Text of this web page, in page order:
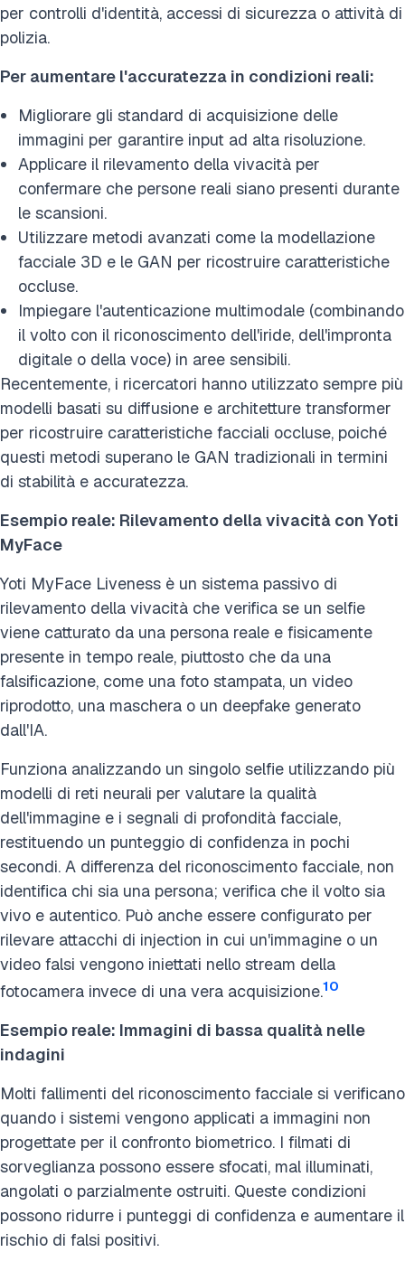
per controlli d'identità, accessi di sicurezza o attività di
polizia.
Per aumentare l'accuratezza in condizioni reali:
Migliorare gli standard di acquisizione delle
immagini per garantire input ad alta risoluzione.
Applicare il rilevamento della vivacità per
confermare che persone reali siano presenti durante
le scansioni.
Utilizzare metodi avanzati come la modellazione
facciale 3D e le GAN per ricostruire caratteristiche
occluse.
Impiegare l'autenticazione multimodale (combinando
il volto con il riconoscimento dell'iride, dell'impronta
digitale o della voce) in aree sensibili.
Recentemente, i ricercatori hanno utilizzato sempre più
modelli basati su diffusione e architetture transformer
per ricostruire caratteristiche facciali occluse, poiché
questi metodi superano le GAN tradizionali in termini
di stabilità e accuratezza.
Esempio reale: Rilevamento della vivacità con Yoti
MyFace
Yoti MyFace Liveness è un sistema passivo di
rilevamento della vivacità che verifica se un selfie
viene catturato da una persona reale e fisicamente
presente in tempo reale, piuttosto che da una
falsificazione, come una foto stampata, un video
riprodotto, una maschera o un deepfake generato
dall'IA.
Funziona analizzando un singolo selfie utilizzando più
modelli di reti neurali per valutare la qualità
dell'immagine e i segnali di profondità facciale,
restituendo un punteggio di confidenza in pochi
secondi. A differenza del riconoscimento facciale, non
identifica chi sia una persona; verifica che il volto sia
vivo e autentico. Può anche essere configurato per
rilevare attacchi di injection in cui un'immagine o un
video falsi vengono iniettati nello stream della
fotocamera invece di una vera acquisizione.10
Esempio reale: Immagini di bassa qualità nelle
indagini
Molti fallimenti del riconoscimento facciale si verificano
quando i sistemi vengono applicati a immagini non
progettate per il confronto biometrico. I filmati di
sorveglianza possono essere sfocati, mal illuminati,
angolati o parzialmente ostruiti. Queste condizioni
possono ridurre i punteggi di confidenza e aumentare il
rischio di falsi positivi.